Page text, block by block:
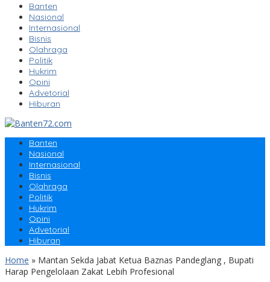
Banten
Nasional
Internasional
Bisnis
Olahraga
Politik
Hukrim
Opini
Advetorial
Hiburan
Banten
Nasional
Internasional
Bisnis
Olahraga
Politik
Hukrim
Opini
Advetorial
Hiburan
Home » Mantan Sekda Jabat Ketua Baznas Pandeglang , Bupati
Harap Pengelolaan Zakat Lebih Profesional